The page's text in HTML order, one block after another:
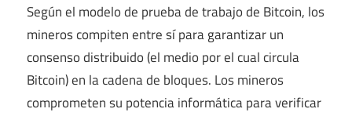
Según el modelo de prueba de trabajo de Bitcoin, los
mineros compiten entre sí para garantizar un
consenso distribuido (el medio por el cual circula
Bitcoin) en la cadena de bloques. Los mineros
comprometen su potencia informática para verificar